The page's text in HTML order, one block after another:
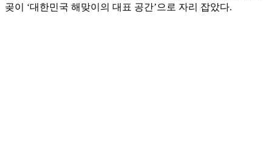
곶이 ‘대한민국 해맞이의 대표 공간’으로 자리 잡았다.